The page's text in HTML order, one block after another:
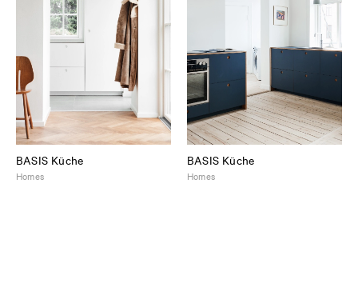
BASIS Küche
Homes
BASIS Küche
Homes